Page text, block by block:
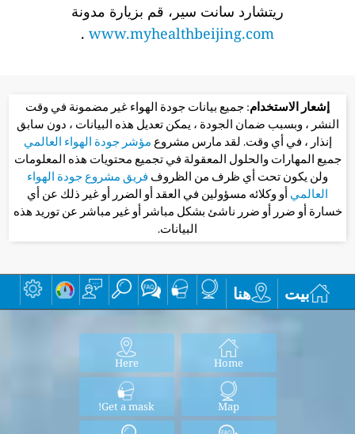
ريتشارد سانت سير، قم بزيارة مدونة
www.myhealthbeijing.com
.
إشعار الاستخدام: جميع بيانات جودة الهواء غير مضمونة في وقت
النشر ، وبسبب ضمان الجودة ، يمكن تعديل هذه البيانات ، دون سابق
إنذار ، في أي وقت. لقد مارس مشروع مؤشر جودة الهواء العالمي
جميع المهارات والحلول المعقولة في تجميع محتويات هذه المعلومات
ولن يكون تحت أي ظرف من الظروف فريق مشروع جودة الهواء
العالمي أو وكلائه مسؤولين في العقد أو الضرر أو غير ذلك عن أي
خسارة أو ضرر أو ضرر ناشئ بشكل مباشر أو غير مباشر عن توريد هذه
البيانات.
بيت هنا
Home
Here
Map
Get a mask!